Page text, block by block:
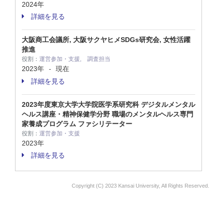
2024年
詳細を見る
大阪商工会議所, 大阪サクヤヒメSDGs研究会, 女性活躍
推進
役割： 運営参加・支援, 調査担当
2023年 -
現在
詳細を見る
2023年度東京大学大学院医学系研究科 デジタルメンタル
ヘルス講座・精神保健学分野 職場のメンタルヘルス専門
家養成プログラム ファシリテーター
役割： 運営参加・支援
2023年
詳細を見る
Copyright (C) 2023 Kansai University, All Rights Reserved.